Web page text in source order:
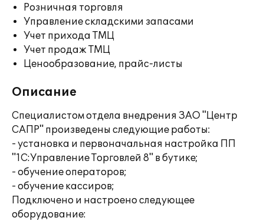
Розничная торговля
Управление складскими запасами
Учет прихода ТМЦ
Учет продаж ТМЦ
Ценообразование, прайс-листы
Описание
Специалистом отдела внедрения ЗАО "Центр
САПР" произведены следующие работы:
- установка и первоначальная настройка ПП
"1С:Управление Торговлей 8" в бутике;
- обучение операторов;
- обучение кассиров;
Подключено и настроено следующее
оборудование: